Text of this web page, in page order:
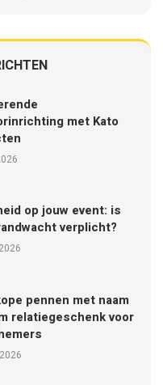
met Kato
op jouw event: is
verplicht?
pennen met naam
relatiegeschenk voor